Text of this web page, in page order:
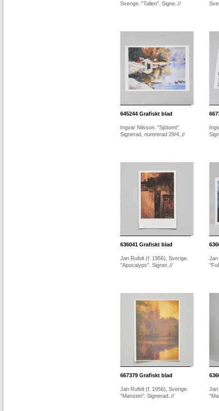
Sverige. "Tallen". Signe..//
645244 Grafiskt blad
Ingvar Nilsson. "Sjötomt".
Signerad, numrerad 29/4..//
636041 Grafiskt blad
Jan Rufelt (f. 1956), Sverige.
"Apocalyps". Signer..//
Jan
667379 Grafiskt blad
Jan Rufelt (f. 1956), Sverige.
"Mansion". Signerad..//
Jan